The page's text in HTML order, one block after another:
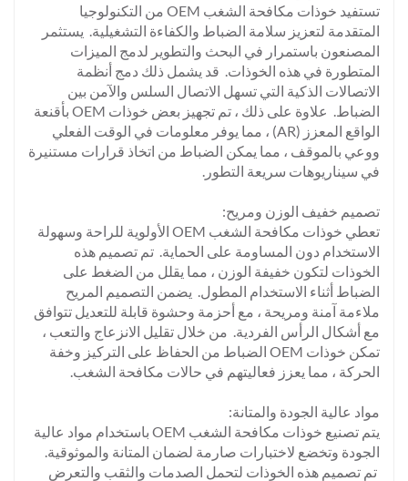
تستفيد خوذات مكافحة الشغب OEM من التكنولوجيا
المتقدمة لتعزيز سلامة الضباط والكفاءة التشغيلية. يستثمر
المصنعون باستمرار في البحث والتطوير لدمج الميزات
المتطورة في هذه الخوذات. قد يشمل ذلك دمج أنظمة
الاتصالات الذكية التي تسهل الاتصال السلس والآمن بين
الضباط. علاوة على ذلك ، تم تجهيز بعض خوذات OEM بأقنعة
الواقع المعزز (AR) ، مما يوفر معلومات في الوقت الفعلي
ووعي بالموقف ، مما يمكن الضباط من اتخاذ قرارات مستنيرة
في سيناريوهات سريعة التطور.
تصميم خفيف الوزن ومريح:
تعطي خوذات مكافحة الشغب OEM الأولوية للراحة وسهولة
الاستخدام دون المساومة على الحماية. تم تصميم هذه
الخوذات لتكون خفيفة الوزن ، مما يقلل من الضغط على
الضباط أثناء الاستخدام المطول. يضمن التصميم المريح
ملاءمة آمنة ومريحة ، مع أحزمة وحشوة قابلة للتعديل تتوافق
مع أشكال الرأس الفردية. من خلال تقليل الانزعاج والتعب ،
تمكن خوذات OEM الضباط من الحفاظ على التركيز وخفة
الحركة ، مما يعزز فعاليتهم في حالات مكافحة الشغب.
مواد عالية الجودة والمتانة:
يتم تصنيع خوذات مكافحة الشغب OEM باستخدام مواد عالية
الجودة وتخضع لاختبارات صارمة لضمان المتانة والموثوقية.
تم تصميم هذه الخوذات لتحمل الصدمات والثقب والتعرض